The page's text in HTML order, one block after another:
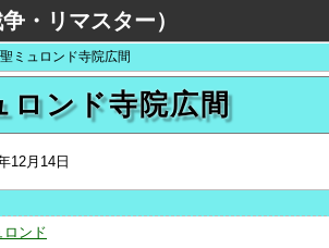
・リマスター）
聖ミュロンド寺院広間
ロンド寺院広間
12月14日
ロンド